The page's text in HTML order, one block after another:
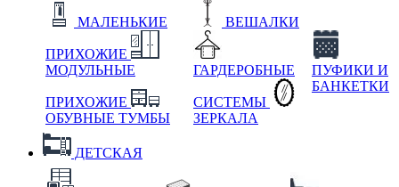
МАЛЕНЬКИЕ
ПРИХОЖИЕ
МОДУЛЬНЫЕ
ПРИХОЖИЕ
ОБУВНЫЕ ТУМБЫ
ВЕШАЛКИ
ГАРДЕРОБНЫЕ
СИСТЕМЫ
ЗЕРКАЛА
ПУФИКИ И
БАНКЕТКИ
ДЕТСКАЯ